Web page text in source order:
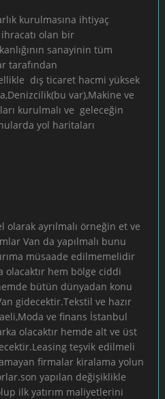
kurulmasına ihtiyaç
olan bir
sanayinin tüm
tarafından
dış ticaret hacmi yüksek
var),Makine ve
kurulmalı ve geleceğin
yol haritaları
olarak ayrılmalı örneğin et ve
Van da yapılmalı bunu
müsaade edilmemelidir
olacaktır hem bölge ciddi
bütün dünyadan konu
gidecektir.Tekstil ve hazır
ve finans İstanbul
olacaktır hemde alt ve üst
teşvik edilmeli
firmalar kiralama yolun
yapılan değişiklikle
ilk yatırım maliyetlerini